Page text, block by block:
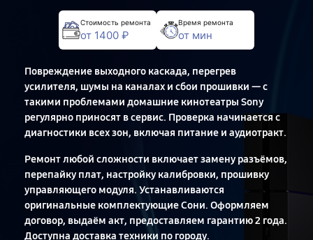
Стоимость ремонта
от 1400 ₽
Время ремонта
от мин
Повреждение выходного каскада, перегрев
усилителя, шумы на каналах и сбои прошивки — с
такими проблемами домашние кинотеатры Sony
регулярно приносят в сервис. Проверка начинается с
диагностики всех зон, включая питание и аудиотракт.
Ремонт любой сложности включает замену разъёмов,
перепайку плат, настройку калибровки, прошивку
управляющего модуля. Устанавливаются
оригинальные комплектующие Сони. Оформляем
договор, выдаём акт, предоставляем гарантию 2 года.
Доступна доставка техники по городу.